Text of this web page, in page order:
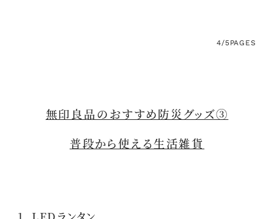
4/5PAGES
無印良品のおすすめ防災グッズ③
普段から使える生活雑貨